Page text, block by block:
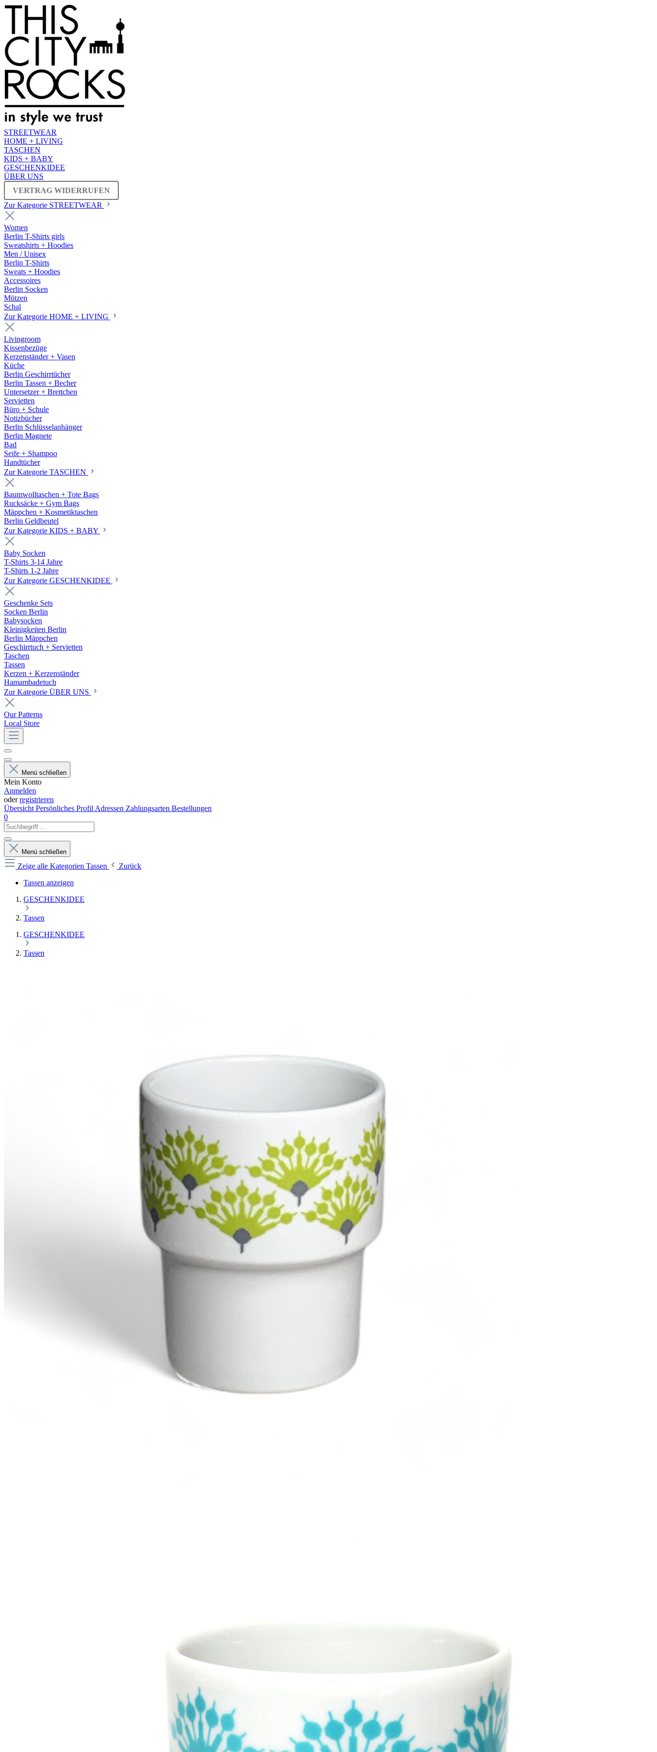
STREETWEAR
HOME + LIVING
TASCHEN
KIDS + BABY
GESCHENKIDEE
ÜBER UNS
VERTRAG WIDERRUFEN
Zur Kategorie STREETWEAR
Women
Berlin T-Shirts girls
Sweatshirts + Hoodies
Men / Unisex
Berlin T-Shirts
Sweats + Hoodies
Accessoires
Berlin Socken
Mützen
Schal
Zur Kategorie HOME + LIVING
Livingroom
Kissenbezüge
Kerzenständer + Vasen
Küche
Berlin Geschirrtücher
Berlin Tassen + Becher
Untersetzer + Brettchen
Servietten
Büro + Schule
Notizbücher
Berlin Schlüsselanhänger
Berlin Magnete
Bad
Seife + Shampoo
Handtücher
Zur Kategorie TASCHEN
Baumwolltaschen + Tote Bags
Rucksäcke + Gym Bags
Mäppchen + Kosmetiktaschen
Berlin Geldbeutel
Zur Kategorie KIDS + BABY
Baby Socken
T-Shirts 3-14 Jahre
T-Shirts 1-2 Jahre
Zur Kategorie GESCHENKIDEE
Geschenke Sets
Socken Berlin
Babysocken
Kleinigkeiten Berlin
Berlin Mäppchen
Geschirrtuch + Servietten
Taschen
Tassen
Kerzen + Kerzenständer
Hamambadetuch
Zur Kategorie ÜBER UNS
Our Patterns
Local Store
Menü schließen
Mein Konto
Anmelden
oderregistrieren
Übersicht Persönliches Profil Adressen Zahlungsarten Bestellungen
0
Menü schließen
Zeige alle Kategorien Tassen
Zurück
Tassen anzeigen
GESCHENKIDEE
Tassen
GESCHENKIDEE
Tassen